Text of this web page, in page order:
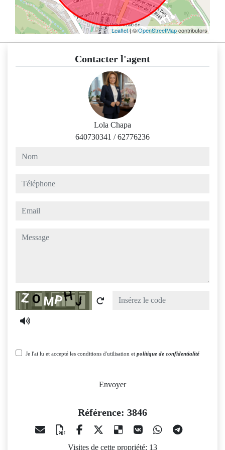
Leaflet| ©OpenStreetMapcontributors
Contacter l'agent
Lola Chapa
640730341 /62776236
nom
téléphone
email
message
Captcha
Je l'ai lu et accepté les conditions d'utilisation et politique de confidentialité
Envoyer
Référence: 3846
Visites de cette propriété: 13